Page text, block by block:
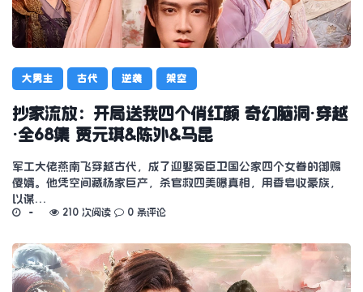
大男主 古代 逆袭 架空
抄家流放：开局送我四个俏红颜 奇幻脑洞·穿越
·全68集 贾元琪&陈外&马昆
军工大佬燕南飞穿越古代，成了迎娶冤臣卫国公家四个女眷的御赐
傻婿。他凭空间藏杨家巨产，杀官救四美曝真相，用香皂收豪族，
以谋…
210 次阅读 0 条评论